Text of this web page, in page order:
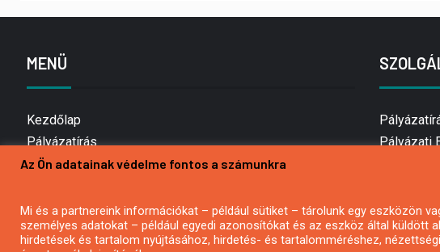
MENÜ
Kezdőlap
Pályázatírás
Bemutatkozás
Hírlevél feliratkozás
Impresszum
Pályázati
Az Ön adatainak védelme fontos a számunkra
Mi és a partnereink információkat – például sütiket – tárolunk egy eszközön
személyes adatokat – például egyedi azonosítókat és az eszköz által küldött
hirdetések és tartalom nyújtásához, hirdetés- és tartalomméréshez,